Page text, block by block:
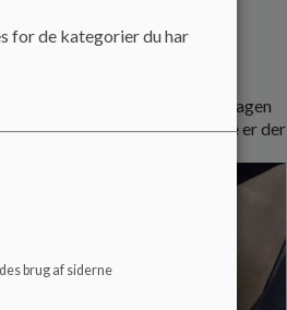
og bliver undervist i. I hverdagen
i køkkenhaverne. Endvidere er der
for de kategorier du har
brug af siderne